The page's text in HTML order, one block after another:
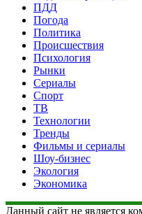
ПДД
Погода
Политика
Происшествия
Психология
Рынки
Сериалы
Спорт
ТВ
Технологии
Тренды
Фильмы и сериалы
Шоу-бизнес
Экология
Экономика
Данный сайт не является